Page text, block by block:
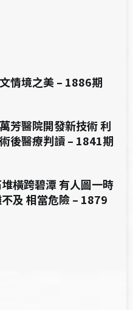
情境之美 – 1886期
芳醫院開發新技術 利
後醫療判讀 – 1841期
橫跨碧潭 有人圖一時
及 相當危險 – 1879